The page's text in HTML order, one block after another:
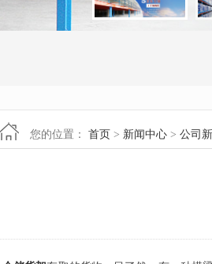
您的位置： 首页 > 新闻中心 > 公司